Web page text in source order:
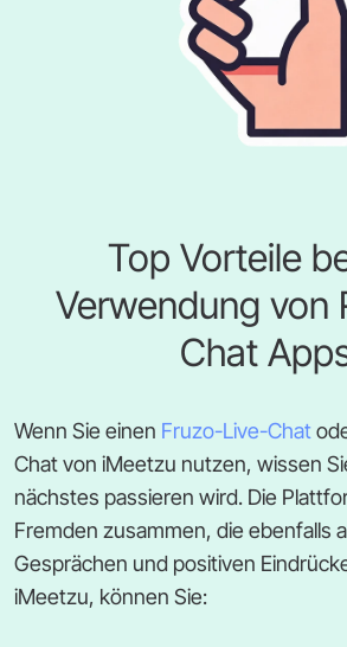
Top Vorteile
Verwendung von
Chat
Wenn Sie einen Fruzo-Live-Chat
Chat von iMeetzu nutzen, wissen
nächstes passieren wird. Die
Fremden zusammen, die ebenfalls
Gesprächen und positiven
iMeetzu, können Sie: